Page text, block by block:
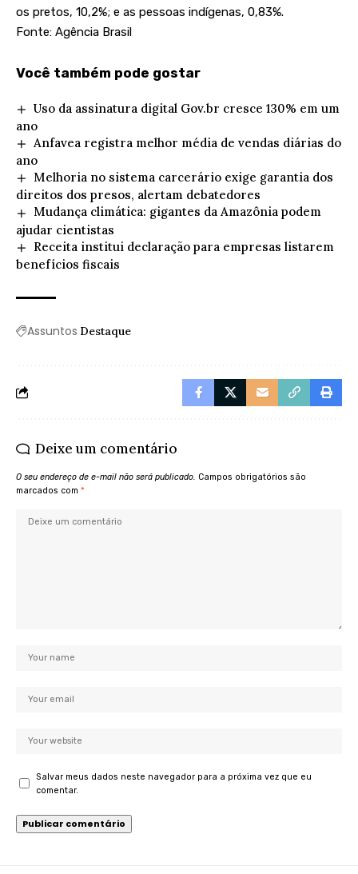
os pretos, 10,2%; e as pessoas indígenas, 0,83%.
Fonte: Agência Brasil
Você também pode gostar
Uso da assinatura digital Gov.br cresce 130% em um
ano
Anfavea registra melhor média de vendas diárias do
ano
Melhoria no sistema carcerário exige garantia dos
direitos dos presos, alertam debatedores
Mudança climática: gigantes da Amazônia podem
ajudar cientistas
Receita institui declaração para empresas listarem
benefícios fiscais
Assuntos Destaque
Deixe um comentário
O seu endereço de e-mail não será publicado. Campos obrigatórios são
marcados com *
Salvar meus dados neste navegador para a próxima vez que eu
comentar.